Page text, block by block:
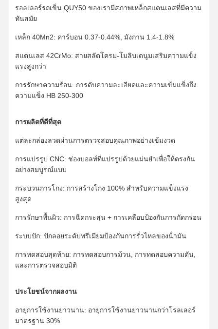
บ้าน ผลิตภัณฑ์ วิดีโอ แสดง VR
เกี่ยวกับเรา ทัวร์โรงงาน
ควบคุม
คุณภาพ
ข่าว
ทุกกรณี ขออ้าง
ติดตามลูกกลิ้ง
เฟืองโซ่
รอลเลอร์รถเข็น QUY50 ของเรามีสภาพเหล็กสแตนเลสที่มีความ
ทันสมัย
เหล็ก 40Mn2: คาร์บอน 0.37-0.44%, มังกาน 1.4-1.8%
สแตนเลส 42CrMo: สายสลัดโครม-โมลิบเดนูมเสริมความแข็ง
แรงสูงกว่า
การรักษาความร้อน: การดับความละเอียดและความเข้มแข็งถึง
ความแข็ง HB 250-300
การผลิตที่ดีที่สุด
แต่ละกล่องลวดผ่านการตรวจสอบคุณภาพอย่างเข้มงวด
การแปรรูป CNC: ช่องบอลท์ที่แปรรูปด้วยแม่นยําเพื่อให้ตรงกัน
อย่างสมบูรณ์แบบ
กระบวนการโกง: การสร้างโกง 100% สําหรับความแข็งแรง
สูงสุด
การรักษาพื้นผิว: การฉีดกระสุน + การเคลือบป้องกันการกัดกร่อน
ระบบปัก: ปักลอยระดับพรีเมียมป้องกันการรั่วไหลของน้ํามัน
การทดสอบสุดท้าย: การทดสอบการม้วน, การทดสอบความดัน,
และการตรวจสอบมิติ
ประโยชน์จากผลงาน
อายุการใช้งานยาวนาน: อายุการใช้งานยาวนานกว่าโรลเลอร์
มาตรฐาน 30%